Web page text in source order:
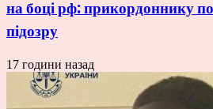
на боці рф: прикордоннику
підозру
17 години назад